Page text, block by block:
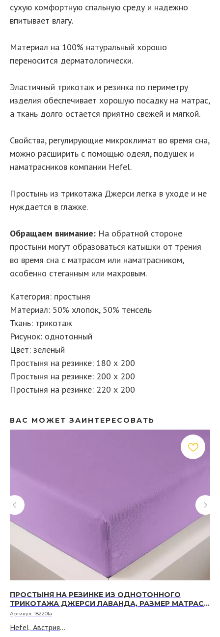
сухую комфортную спальную среду и надежно
впитывает влагу.
Материал на 100% натуральный хорошо
переносится дерматологически.
Эластичный трикотаж и резинка по периметру
изделия обеспечивает хорошую посадку на матрас,
а ткань долго остается приятно свежей и мягкой.
Свойства, регулирующие микроклимат во время сна,
можно расширить с помощью одеял, подушек и
наматрасников компании Hefel.
Простынь из трикотажа Джерси легка в уходе и не
нуждается в глажке.
Обращаем внимание: На обратной стороне
простыни могут образоваться катышки от трения
во время сна с матрасом или наматрасником,
особенно стеганным или махровым.
Категория: простыня
Материал: 50% хлопок, 50% тенсель
Ткань: трикотаж
Рисунок: однотонный
Цвет: зеленый
Простыня на резинке: 180 х 200
Простыня на резинке: 200 х 200
Простыня на резинке: 220 х 200
ВАС МОЖЕТ ЗАИНТЕРЕСОВАТЬ
ПРОСТЫНЯ НА РЕЗИНКЕ ИЗ ОДНОТОННОГО
ТРИКОТАЖА ДЖЕРСИ ЛАВАНДА, РАЗМЕР МАТРАСА
180 Х 200 СМ - 220 Х 200 СМ
Артикул: 18220la
Hefel, Австрия